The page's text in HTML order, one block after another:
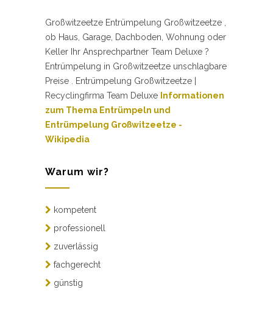
Großwitzeetze Entrümpelung Großwitzeetze ,
ob Haus, Garage, Dachboden, Wohnung oder
Keller Ihr Ansprechpartner Team Deluxe ?
Entrümpelung in Großwitzeetze unschlagbare
Preise . Entrümpelung Großwitzeetze |
Recyclingfirma Team Deluxe Informationen
zum Thema Entrümpeln und
Entrümpelung Großwitzeetze -
Wikipedia
Warum wir?
kompetent
professionell
zuverlässig
fachgerecht
günstig